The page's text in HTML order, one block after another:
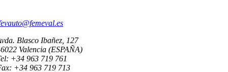
Blasco Ibañez, 127
Valencia (ESPAÑA)
+34 963 719 761
+34 963 719 713